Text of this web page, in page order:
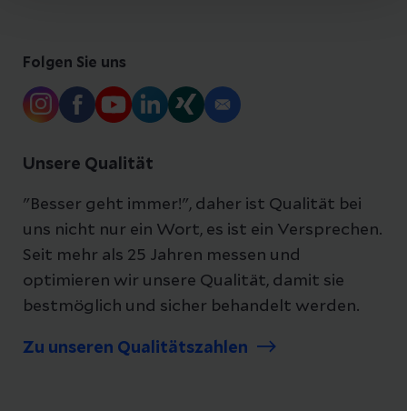
Folgen Sie uns
Unsere Qualität
"Besser geht immer!", daher ist Qualität bei
uns nicht nur ein Wort, es ist ein Versprechen.
Seit mehr als 25 Jahren messen und
optimieren wir unsere Qualität, damit sie
bestmöglich und sicher behandelt werden.
Zu unseren Qualitätszahlen